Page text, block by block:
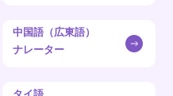
中国語（広東語）
ナレーター